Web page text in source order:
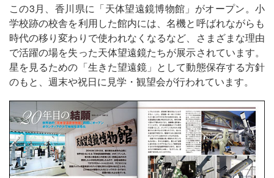
この3月、香川県に「天体望遠鏡博物館」がオープン。小
学校跡の校舎を利用した館内には、名機と呼ばれながらも
時代の移り変わりで使われなくなるなど、さまざまな理由
で活躍の場を失った天体望遠鏡たちが展示されています。
星を見るための「生きた望遠鏡」として動態保存する方針
のもと、週末や祝日に見学・観望会が行われています。